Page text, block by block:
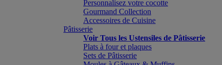
Personnalisez votre cocotte
Gourmand Collection
Accessoires de Cuisine
Pâtisserie
Voir Tous les Ustensiles de Pâtisserie
Plats à four et plaques
Sets de Pâtisserie